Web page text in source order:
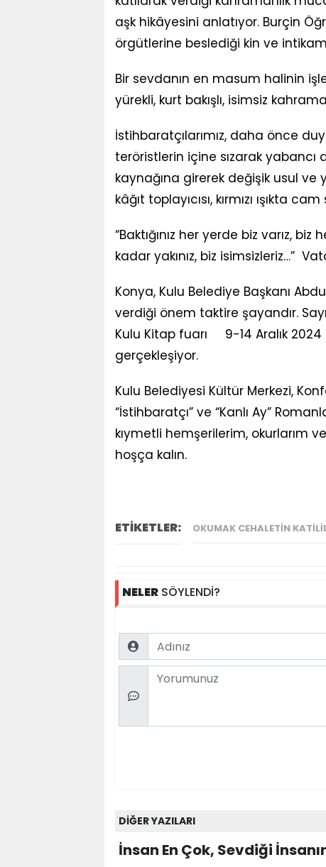
aşk hikâyesini anlatıyor. Burçin
örgütlerine beslediği kin ve
Bir sevdanın en masum halinin
yürekli, kurt bakışlı, isimsiz
İstihbaratçılarımız, daha önce
teröristlerin içine sızarak yabancı
kaynağına girerek değişik usul ve
kâğıt toplayıcısı, kırmızı ışıkta
“Baktığınız her yerde biz varız,
kadar yakınız, biz isimsizleriz…”
Konya, Kulu Belediye Başkanı
verdiği önem taktire şayandır.
Kulu Kitap fuarı 9-14 Aralık
gerçekleşiyor.
Kulu Belediyesi Kültür Merkezi,
“İstihbaratçı” ve “Kanlı Ay”
kıymetli hemşerilerim, okurlarım
hoşça kalın.
ETİKETLER: OKUMAK CEHALETIN
NELER SÖYLENDİ?
Name
Comment
DİĞER YAZILARI
İnsan En Çok, Sevdiği